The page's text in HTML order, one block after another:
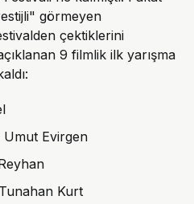
görmeyen
çektiklerini
9 filmlik ilk yarışma
Evirgen
Kurt